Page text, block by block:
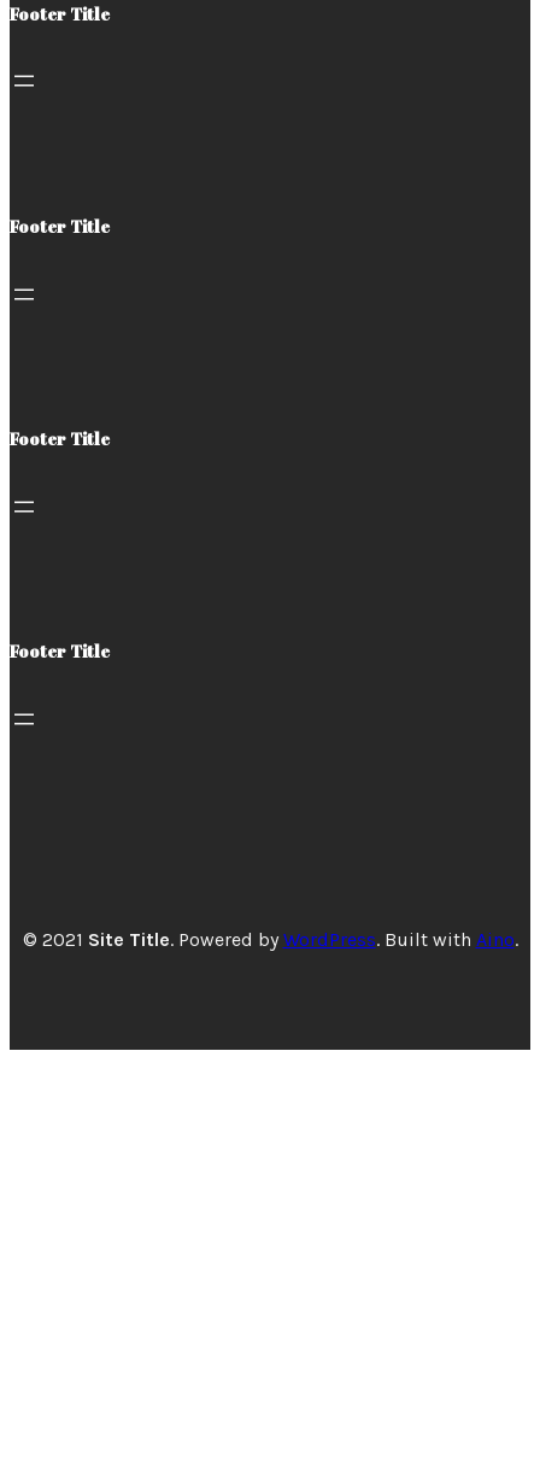
Footer Title
Footer Title
Footer Title
Footer Title
© 2021 Site Title. Powered by WordPress. Built with Aino.